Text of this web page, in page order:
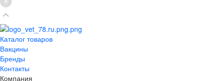
Каталог товаров
Вакцины
Бренды
Контакты
Компания